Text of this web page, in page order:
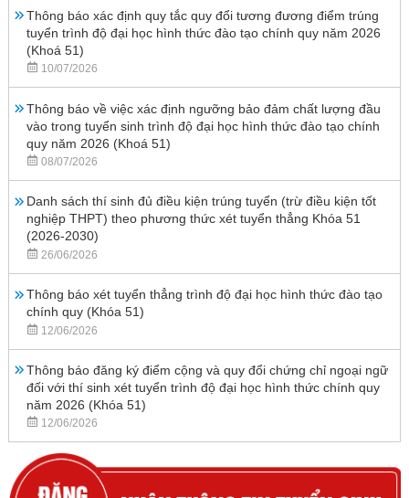
Thông báo xác định quy tắc quy đổi tương đương điểm trúng
tuyển trình độ đại học hình thức đào tạo chính quy năm 2026
(Khoá 51)
10/07/2026
Thông báo về việc xác định ngưỡng bảo đảm chất lượng đầu
vào trong tuyển sinh trình độ đại học hình thức đào tạo chính
quy năm 2026 (Khoá 51)
08/07/2026
Danh sách thí sinh đủ điều kiện trúng tuyển (trừ điều kiện tốt
nghiệp THPT) theo phương thức xét tuyển thẳng Khóa 51
(2026-2030)
26/06/2026
Thông báo xét tuyển thẳng trình độ đại học hình thức đào tạo
chính quy (Khóa 51)
12/06/2026
Thông báo đăng ký điểm cộng và quy đổi chứng chỉ ngoại ngữ
đối với thí sinh xét tuyển trình độ đại học hình thức chính quy
năm 2026 (Khóa 51)
12/06/2026